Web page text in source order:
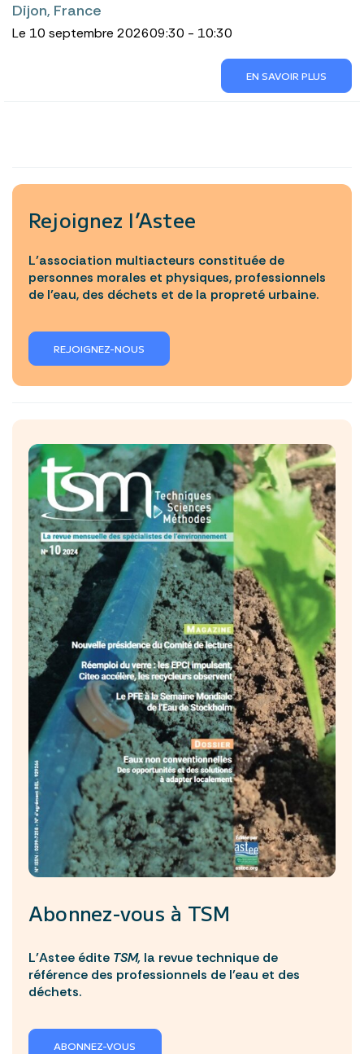
Dijon, France
Le 10 septembre 202609:30 - 10:30
EN SAVOIR PLUS
Rejoignez l’Astee
L’association multiacteurs constituée de
personnes morales et physiques, professionnels
de l’eau, des déchets et de la propreté urbaine.
REJOIGNEZ-NOUS
Abonnez-vous à TSM
L’Astee édite TSM, la revue technique de
référence des professionnels de l’eau et des
déchets.
ABONNEZ-VOUS